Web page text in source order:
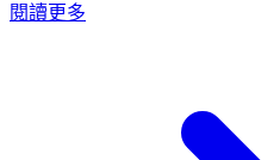
閱讀更多